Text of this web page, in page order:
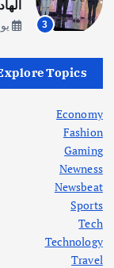
أغسطس 5, 2026
أهم الأخبار
اختتام ورشة
أغسطس 3, 2026
3
Topics
Economy
Fashion
Gaming
Newness
Newsbeat
Sports
Tech
Technology
Travel